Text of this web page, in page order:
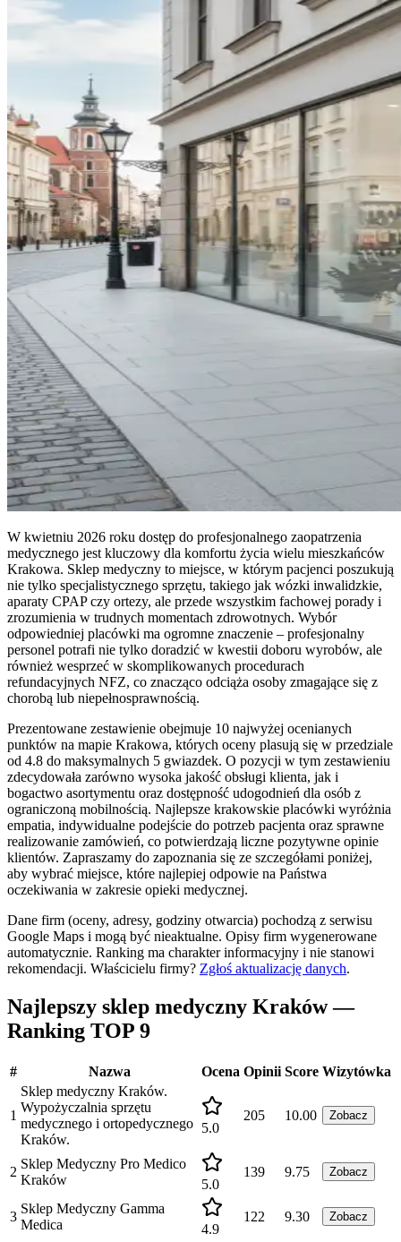
W kwietniu 2026 roku dostęp do profesjonalnego zaopatrzenia
medycznego jest kluczowy dla komfortu życia wielu mieszkańców
Krakowa. Sklep medyczny to miejsce, w którym pacjenci poszukują
nie tylko specjalistycznego sprzętu, takiego jak wózki inwalidzkie,
aparaty CPAP czy ortezy, ale przede wszystkim fachowej porady i
zrozumienia w trudnych momentach zdrowotnych. Wybór
odpowiedniej placówki ma ogromne znaczenie – profesjonalny
personel potrafi nie tylko doradzić w kwestii doboru wyrobów, ale
również wesprzeć w skomplikowanych procedurach
refundacyjnych NFZ, co znacząco odciąża osoby zmagające się z
chorobą lub niepełnosprawnością.
Prezentowane zestawienie obejmuje 10 najwyżej ocenianych
punktów na mapie Krakowa, których oceny plasują się w przedziale
od 4.8 do maksymalnych 5 gwiazdek. O pozycji w tym zestawieniu
zdecydowała zarówno wysoka jakość obsługi klienta, jak i
bogactwo asortymentu oraz dostępność udogodnień dla osób z
ograniczoną mobilnością. Najlepsze krakowskie placówki wyróżnia
empatia, indywidualne podejście do potrzeb pacjenta oraz sprawne
realizowanie zamówień, co potwierdzają liczne pozytywne opinie
klientów. Zapraszamy do zapoznania się ze szczegółami poniżej,
aby wybrać miejsce, które najlepiej odpowie na Państwa
oczekiwania w zakresie opieki medycznej.
Dane firm (oceny, adresy, godziny otwarcia) pochodzą z serwisu
Google Maps i mogą być nieaktualne. Opisy firm wygenerowane
automatycznie. Ranking ma charakter informacyjny i nie stanowi
rekomendacji. Właścicielu firmy? Zgłoś aktualizację danych.
Najlepszy sklep medyczny Kraków —
Ranking TOP 9
# Nazwa Ocena Opinii Score Wizytówka
1
Sklep medyczny Kraków.
Wypożyczalnia sprzętu
medycznego i ortopedycznego
Kraków.
5.0
205 10.00 Zobacz
2
Sklep Medyczny Pro Medico
Kraków
5.0
139 9.75 Zobacz
3
Sklep Medyczny Gamma
Medica
4.9
122 9.30 Zobacz